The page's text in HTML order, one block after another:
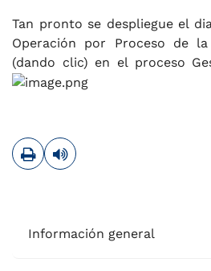
Tan pronto se despliegue el
Operación por Proceso de
(dando clic) en el proceso
ImprimirLeer contenido
Información general